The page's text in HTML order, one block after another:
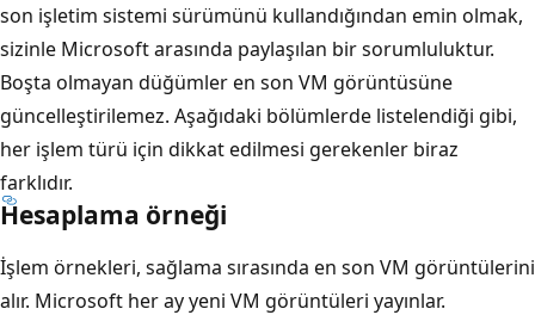
son işletim sistemi sürümünü kullandığından emin olmak,
sizinle Microsoft arasında paylaşılan bir sorumluluktur.
Boşta olmayan düğümler en son VM görüntüsüne
güncelleştirilemez. Aşağıdaki bölümlerde listelendiği gibi,
her işlem türü için dikkat edilmesi gerekenler biraz
farklıdır.
Hesaplama örneği
İşlem örnekleri, sağlama sırasında en son VM görüntülerini
alır. Microsoft her ay yeni VM görüntüleri yayınlar.